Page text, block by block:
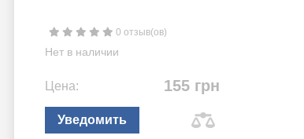
0 отзыв(ов)
Нет в наличии
Цена: 155 грн
Уведомить